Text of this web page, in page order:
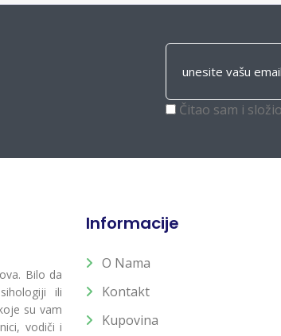
Čitao sam i
Bilo da
ili
su vam
vodiči i
Informacije
O Nama
Kontakt
Kupovina